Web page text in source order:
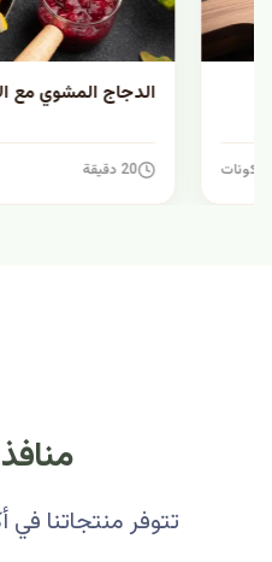
الدجاج المشوي مع الأفوكادو
تتوفر منتجاتنا في أكثر